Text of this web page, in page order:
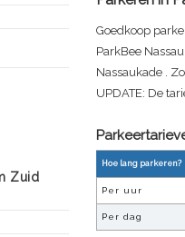
Goedkoop
ParkBee
Nassaukade .
UPDATE: De
Hoe lang parkeren?
Per uur
Per dag
Zuid